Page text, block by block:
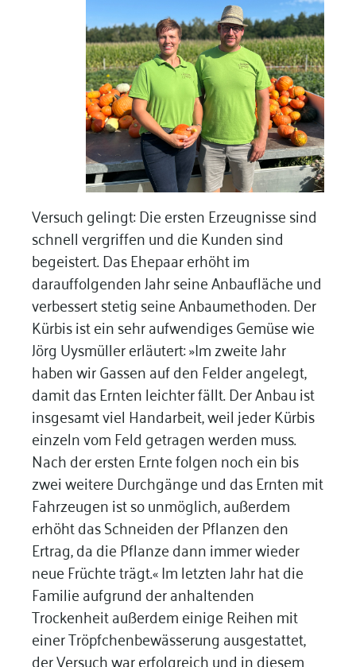
Versuch gelingt: Die ersten Erzeugnisse sind
schnell vergriffen und die Kunden sind
begeistert. Das Ehepaar erhöht im
darauffolgenden Jahr seine Anbaufläche und
verbessert stetig seine Anbaumethoden. Der
Kürbis ist ein sehr aufwendiges Gemüse wie
Jörg Uysmüller erläutert: »Im zweite Jahr
haben wir Gassen auf den Felder angelegt,
damit das Ernten leichter fällt. Der Anbau ist
insgesamt viel Handarbeit, weil jeder Kürbis
einzeln vom Feld getragen werden muss.
Nach der ersten Ernte folgen noch ein bis
zwei weitere Durchgänge und das Ernten mit
Fahrzeugen ist so unmöglich, außerdem
erhöht das Schneiden der Pflanzen den
Ertrag, da die Pflanze dann immer wieder
neue Früchte trägt.« Im letzten Jahr hat die
Familie aufgrund der anhaltenden
Trockenheit außerdem einige Reihen mit
einer Tröpfchenbewässerung ausgestattet,
der Versuch war erfolgreich und in diesem